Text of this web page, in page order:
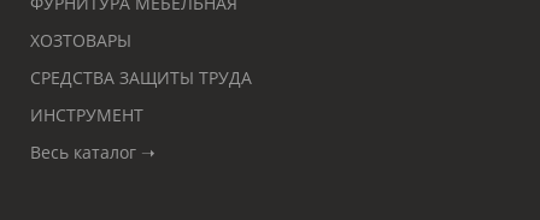
ХОЗТОВАРЫ
СРЕДСТВА ЗАЩИТЫ ТРУДА
ИНСТРУМЕНТ
Весь каталог ➝